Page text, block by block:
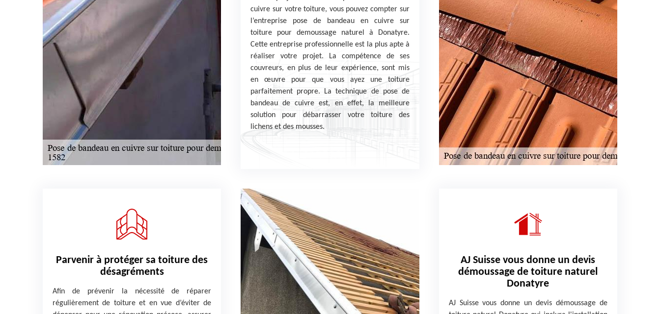
cuivre sur votre toiture, vous pouvez compter sur
l’entreprise pose de bandeau en cuivre sur
toiture pour demoussage naturel à Donatyre.
Cette entreprise professionnelle est la plus apte à
réaliser votre projet. La compétence de ses
couvreurs, en plus de leur expérience, sont mis
en œuvre pour que vous ayez une toiture
parfaitement propre. La technique de pose de
bandeau de cuivre est, en effet, la meilleure
solution pour débarrasser votre toiture des
lichens et des mousses.
Parvenir à protéger sa toiture des
désagréments
Afin de prévenir la nécessité de réparer
régulièrement de toiture et en vue d’éviter de
AJ Suisse vous donne un devis
démoussage de toiture naturel
Donatyre
AJ Suisse vous donne un devis démoussage de